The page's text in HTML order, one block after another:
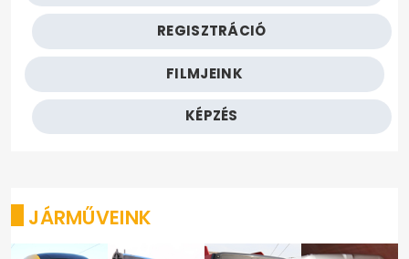
REGISZTRÁCIÓ
FILMJEINK
KÉPZÉS
JÁRMŰVEINK